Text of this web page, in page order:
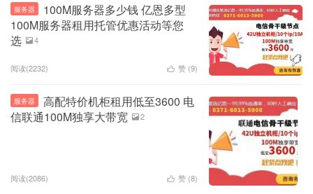
服务器
100M服务器多少钱 亿恩多型
100M服务器租用托管优惠活动等您
选
4
阅读(2232)  赞 (9)
服务器
高配特价机柜租用低至3600 电
信联通100M独享大带宽
2
阅读(2086)  赞 (8)